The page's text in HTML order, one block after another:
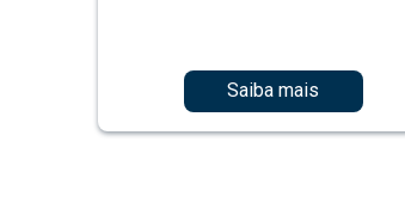
Saiba mais